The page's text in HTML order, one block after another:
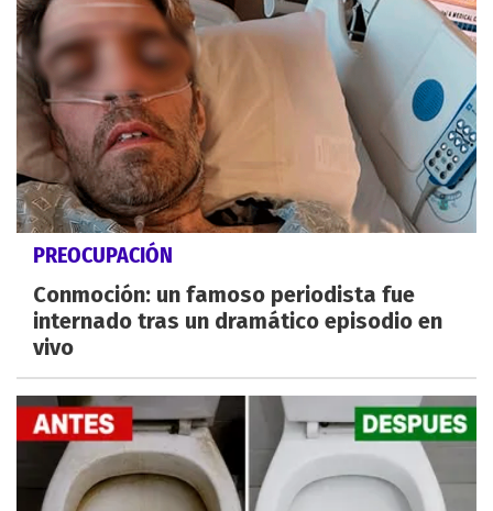
PREOCUPACIÓN
Conmoción: un famoso periodista fue
internado tras un dramático episodio en
vivo